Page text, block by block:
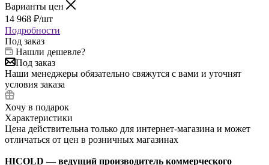
Варианты цен
14 968 ₽/шт
Подробности
Под заказ
Нашли дешевле?
Под заказ
Наши менеджеры обязательно свяжутся с вами и уточнят
условия заказа
Хочу в подарок
Характеристики
Цена действительна только для интернет-магазина и может
отличаться от цен в розничных магазинах
HICOLD — ведущий производитель коммерческого